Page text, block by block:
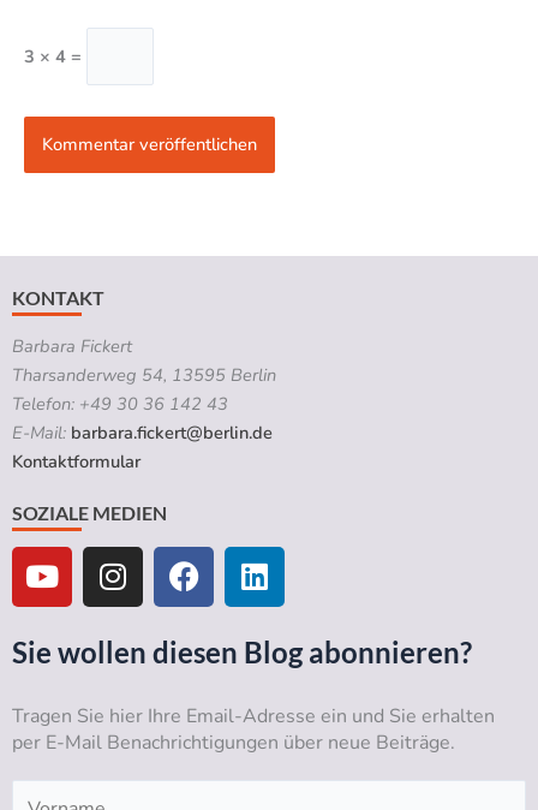
3 × 4 =
KONTAKT
Barbara Fickert
Tharsanderweg 54, 13595 Berlin
Telefon: +49 30 36 142 43
E-Mail: barbara.fickert@berlin.de
Kontaktformular
SOZIALE MEDIEN
Y
o
u
t
u
e
I
n
s
t
a
r
a
m
F
a
c
e
b
o
o
k
L
i
n
k
e
d
i
n
Sie wollen diesen Blog abonnieren?
Tragen Sie hier Ihre Email-Adresse ein und Sie erhalten
per E-Mail Benachrichtigungen über neue Beiträge.